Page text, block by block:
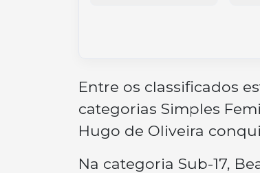
Entre os classificados
categorias Simples
Hugo de Oliveira
Na categoria Sub-17,